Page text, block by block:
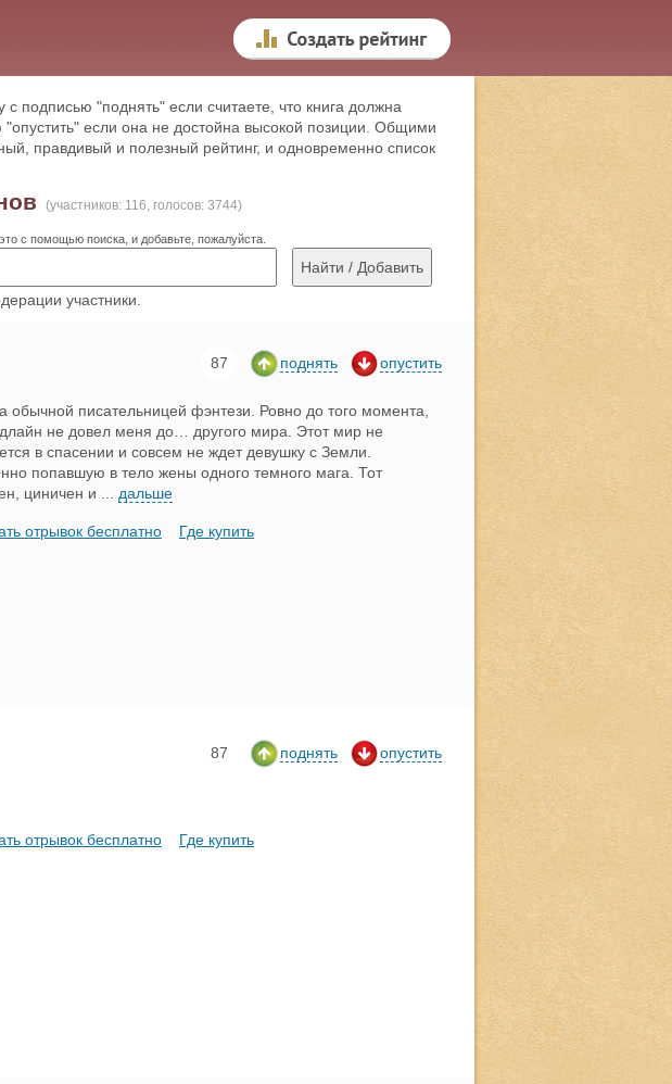
с подписью "поднять" если считаете, что книга должна
если она не достойна высокой позиции. Общими
правдивый и полезный рейтинг, и одновременно список
(участников: 116, голосов: 3744)
с помощью поиска, и добавьте, пожалуйста.
участники.
87 поднять опустить
обычной писательницей фэнтези. Ровно до того момента,
не довел меня до… другого мира. Этот мир не
в спасении и совсем не ждет девушку с Земли.
попавшую в тело жены одного темного мага. Тот
циничен и
дальше
отрывок бесплатно Где купить
87 поднять опустить
отрывок бесплатно Где купить